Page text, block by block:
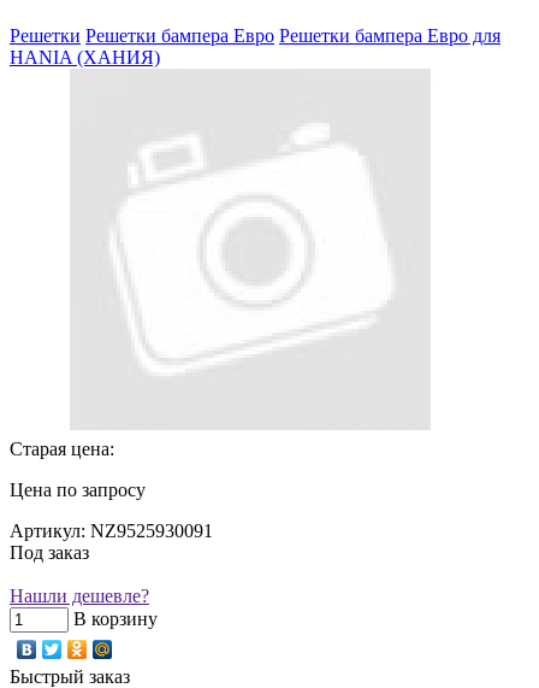
Решетки Решетки бампера Евро Решетки бампера Евро для
HANIA (ХАНИЯ)
Старая цена:
Цена по запросу
Артикул: NZ9525930091
Под заказ
Нашли дешевле?
В корзину
Быстрый заказ